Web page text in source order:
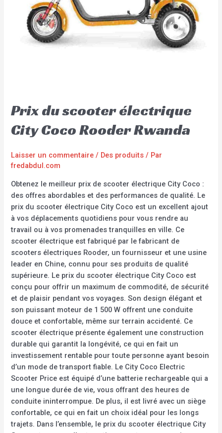
Prix du scooter électrique
City Coco Rooder Rwanda
Laisser un commentaire / Des produits / Par
fredabdul.com
Obtenez le meilleur prix de scooter électrique City Coco :
des offres abordables et des performances de qualité. Le
prix du scooter électrique City Coco est un excellent ajout
à vos déplacements quotidiens pour vous rendre au
travail ou à vos promenades tranquilles en ville. Ce
scooter électrique est fabriqué par le fabricant de
scooters électriques Rooder, un fournisseur et une usine
leader en Chine, connu pour ses produits de qualité
supérieure. Le prix du scooter électrique City Coco est
conçu pour offrir un maximum de commodité, de sécurité
et de plaisir pendant vos voyages. Son design élégant et
son puissant moteur de 1 500 W offrent une conduite
douce et confortable, même sur terrain accidenté. Ce
scooter électrique présente également une construction
durable qui garantit la longévité, ce qui en fait un
investissement rentable pour toute personne ayant besoin
d’un mode de transport fiable. Le City Coco Electric
Scooter Price est équipé d’une batterie rechargeable qui a
une longue durée de vie, vous offrant des heures de
conduite ininterrompue. De plus, il est livré avec un siège
confortable, ce qui en fait un choix idéal pour les longs
trajets. Dans l’ensemble, le prix du scooter électrique City